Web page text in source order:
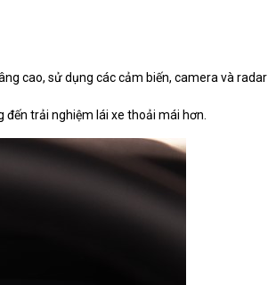
cao, sử dụng các cảm biến, camera và radar
trải nghiệm lái xe thoải mái hơn.